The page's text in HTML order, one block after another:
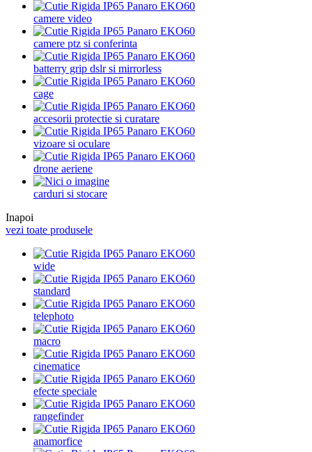
camere video
camere ptz si conferinta
batterry grip dslr si mirrorless
cage
accesorii protectie si curatare
vizoare si oculare
drone aeriene
carduri si stocare
Inapoi
vezi toate produsele
wide
standard
telephoto
macro
cinematice
efecte speciale
rangefinder
anamorfice